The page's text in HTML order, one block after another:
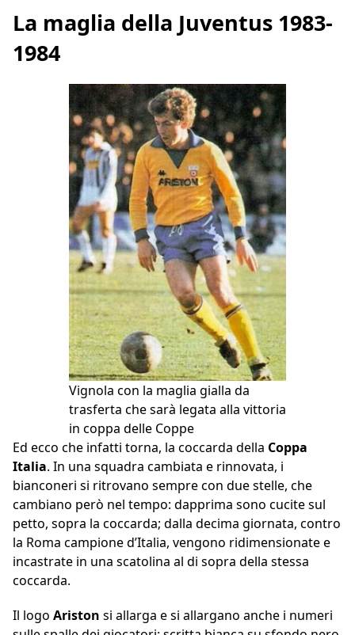
La maglia della Juventus 1983-
1984
Vignola con la maglia gialla da
trasferta che sarà legata alla vittoria
in coppa delle Coppe
Ed ecco che infatti torna, la coccarda della Coppa
Italia. In una squadra cambiata e rinnovata, i
bianconeri si ritrovano sempre con due stelle, che
cambiano però nel tempo: dapprima sono cucite sul
petto, sopra la coccarda; dalla decima giornata, contro
la Roma campione d’Italia, vengono ridimensionate e
incastrate in una scatolina al di sopra della stessa
coccarda.
Il logo Ariston si allarga e si allargano anche i numeri